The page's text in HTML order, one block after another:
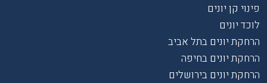
פינוי קן יונים
לוכד יונים
הרחקת יונים בתל אביב
הרחקת יונים בחיפה
הרחקת יונים בירושלים